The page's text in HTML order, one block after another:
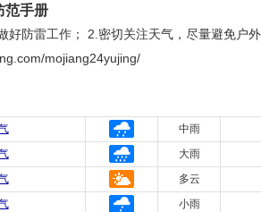
范手册
好防雷工作； 2.密切关注天气，尽量避免户外
mojiang24yujing/
中雨
大雨
多云
小雨